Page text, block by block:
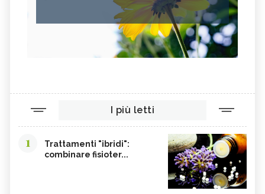
I più letti
1
Trattamenti "ibridi":
combinare fisioter...